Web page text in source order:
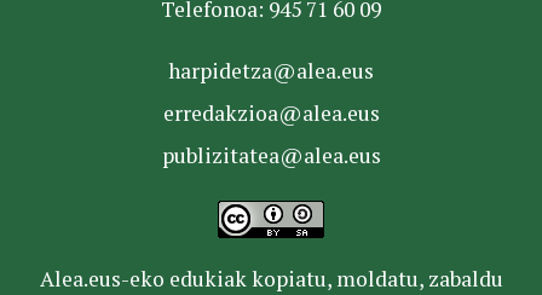
Telefonoa: 945 71 60 09
harpidetza@alea.eus
erredakzioa@alea.eus
publizitatea@alea.eus
Alea.eus-eko edukiak kopiatu, moldatu, zabaldu